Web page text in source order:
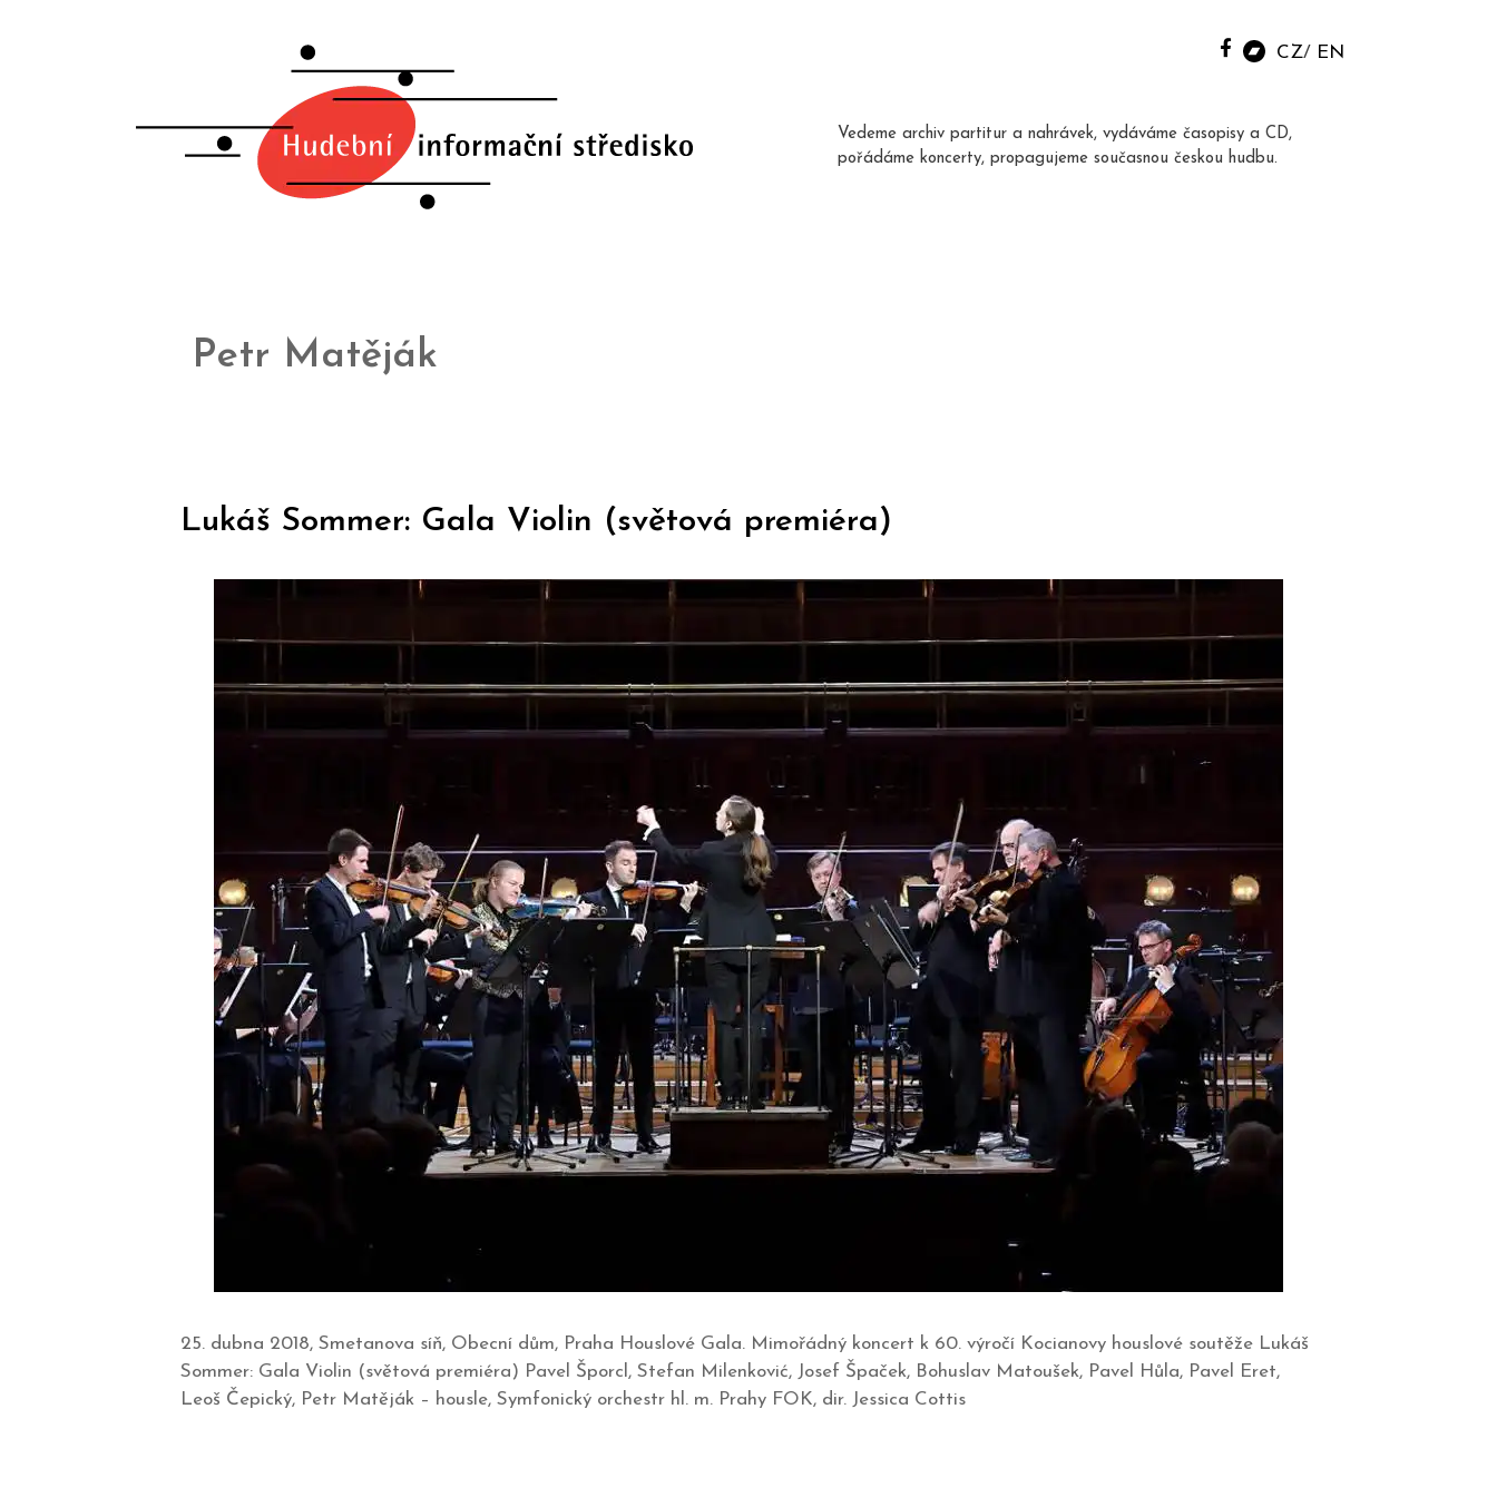
CZ EN
Vedeme archiv partitur a nahrávek, vydáváme časopisy a CD,
pořádáme koncerty, propagujeme současnou českou hudbu.
Petr Matěják
Lukáš Sommer: Gala Violin (světová premiéra)
25. dubna 2018, Smetanova síň, Obecní dům, Praha Houslové Gala. Mimořádný koncert k 60. výročí Kocianovy houslové soutěže Lukáš
Sommer: Gala Violin (světová premiéra) Pavel Šporcl, Stefan Milenković, Josef Špaček, Bohuslav Matoušek, Pavel Hůla, Pavel Eret,
Leoš Čepický, Petr Matěják – housle, Symfonický orchestr hl. m. Prahy FOK, dir. Jessica Cottis